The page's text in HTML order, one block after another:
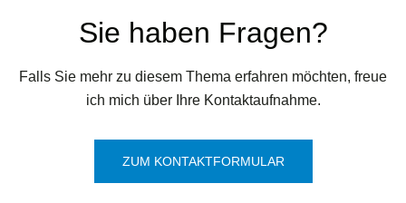
Sie haben Fragen?
Falls Sie mehr zu diesem Thema erfahren möchten, freue
ich mich über Ihre Kontaktaufnahme.
ZUM KONTAKTFORMULAR